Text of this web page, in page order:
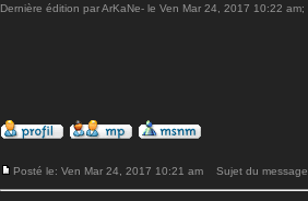
Dernière édition par ArKaNe- le Ven Mar 24, 2017 10:22
Posté le: Ven Mar 24, 2017 10:21 am Sujet du